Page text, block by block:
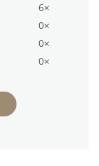
6×
0×
0×
0×